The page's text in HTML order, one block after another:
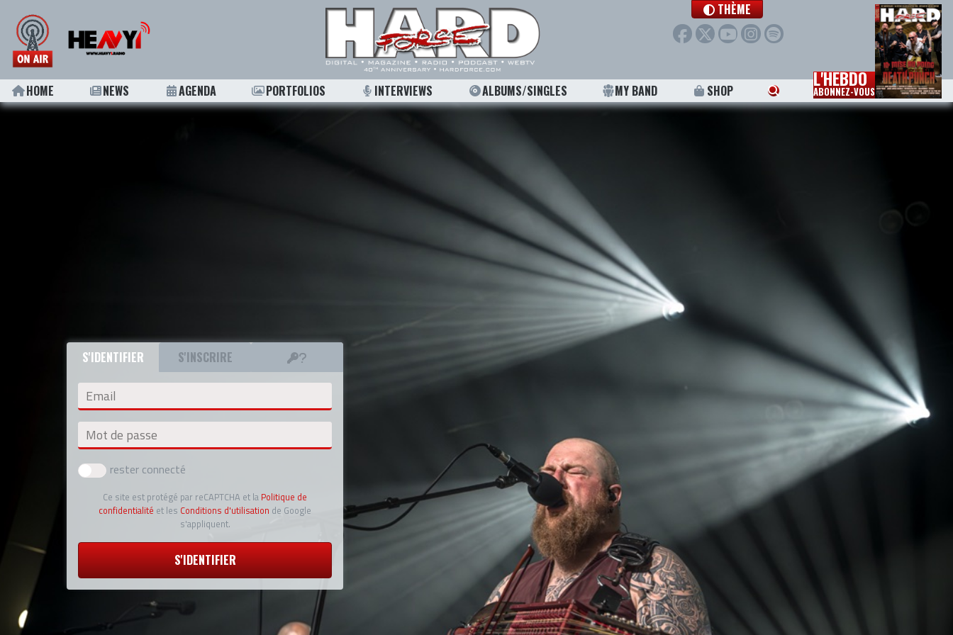
THÈME
HOME NEWS AGENDA PORTFOLIOS INTERVIEWS ALBUMS/SINGLES MY BAND SHOP L'HEBDO
ABONNEZ-VOUS
S'IDENTIFIER S'INSCRIRE
Email
Mot de passe
rester connecté
Ce site est protégé par reCAPTCHA et la Politique de
confidentialité et les Conditions d'utilisation de Google
s'appliquent.
S'IDENTIFIER